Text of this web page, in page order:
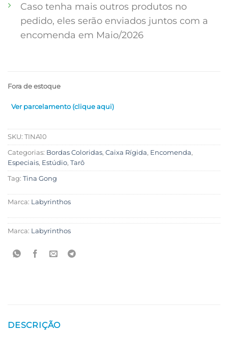
Caso tenha mais outros produtos no
pedido, eles serão enviados juntos com a
encomenda em Maio/2026
Fora de estoque
Ver parcelamento (clique aqui)
SKU: TINA10
Categorias: Bordas Coloridas, Caixa Rígida, Encomenda,
Especiais, Estúdio, Tarô
Tag: Tina Gong
Marca: Labyrinthos
Marca: Labyrinthos
DESCRIÇÃO